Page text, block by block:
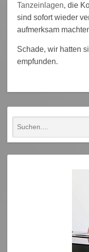
Tanzeinlagen, die
sind sofort wieder
aufmerksam
Schade, wir hatten
empfunden.